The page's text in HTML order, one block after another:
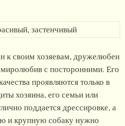
к своим хозяевам, дружелюбен
с посторонними. Его
проявляются только в
хозяина, его семьи или
поддается дрессировке, а
и крупную собаку нужно